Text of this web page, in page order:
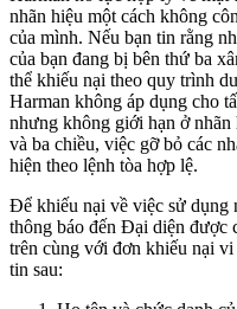
nhãn hiệu một cách không
của mình. Nếu bạn tin rằng
của bạn đang bị bên thứ ba
thể khiếu nại theo quy trình
Harman không áp dụng cho
nhưng không giới hạn ở nhãn
và ba chiều, việc gỡ bỏ các
hiện theo lệnh tòa hợp lệ.
Để khiếu nại về việc sử dụng
thông báo đến Đại diện được
trên cùng với đơn khiếu nại vi
tin sau: